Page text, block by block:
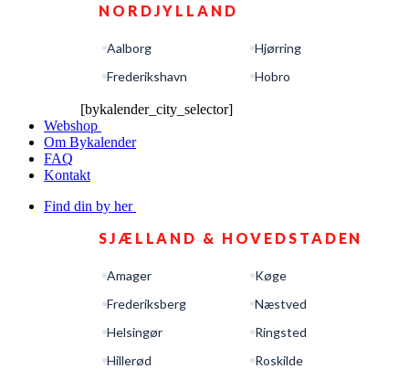
NORDJYLLAND
Aalborg
Frederikshavn
Hjørring
Hobro
[bykalender_city_selector]
Webshop
Om Bykalender
FAQ
Kontakt
Find din by her
SJÆLLAND & HOVEDSTADEN
Amager
Frederiksberg
Helsingør
Hillerød
Køge
Næstved
Ringsted
Roskilde